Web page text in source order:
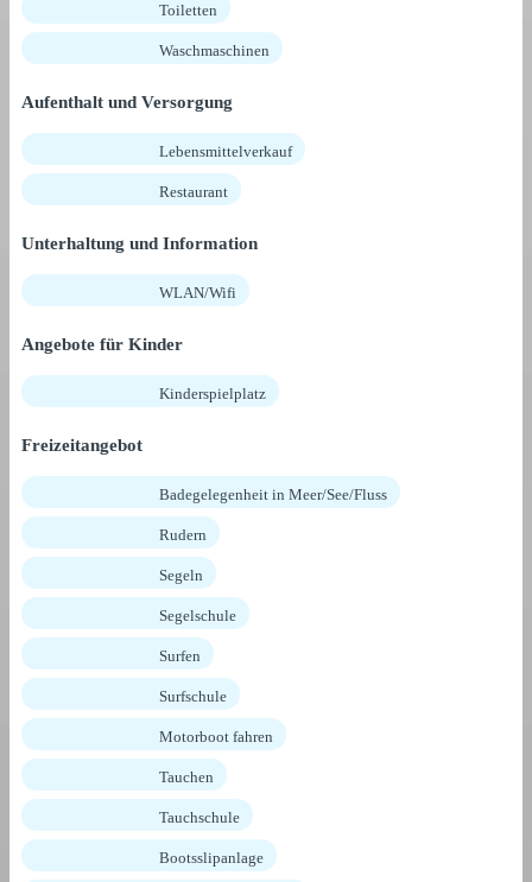
Toiletten
Waschmaschinen
Aufenthalt und Versorgung
Lebensmittelverkauf
Restaurant
Unterhaltung und Information
WLAN/Wifi
Angebote für Kinder
Kinderspielplatz
Freizeitangebot
Badegelegenheit in Meer/See/Fluss
Rudern
Segeln
Segelschule
Surfen
Surfschule
Motorboot fahren
Tauchen
Tauchschule
Bootsslipanlage